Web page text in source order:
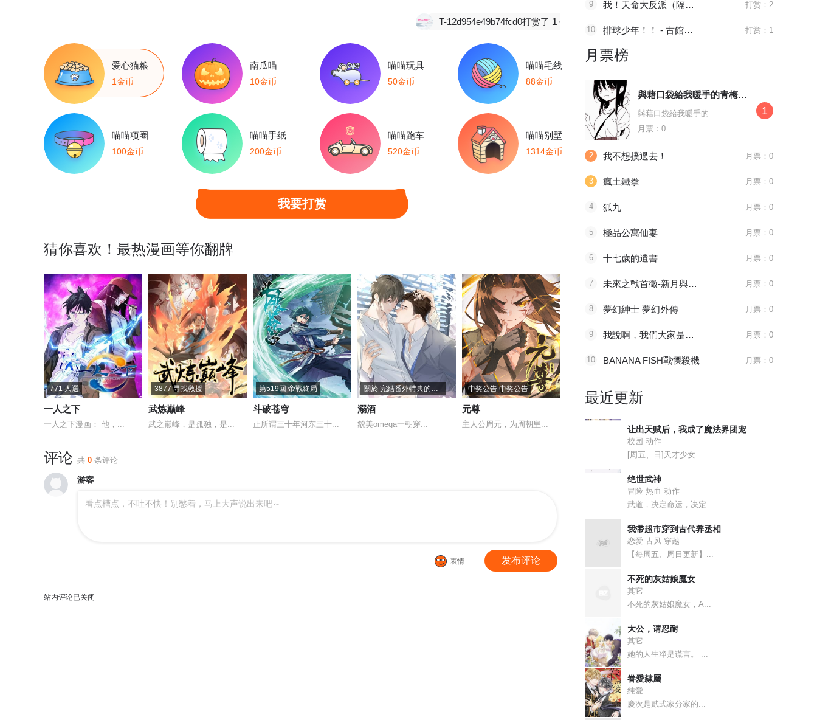
第15话 穿衣从夏(1/2) 小剧场 kaleido背景大揭秘！ 第14话 MELT FOR YOU(1/2) 第13话 我看看(1/2)
第11话 小天鹅(1/3) 第10话 ID:kaleido方觉夏(1/2) 第9话 安全距离(1/2) 第7话 恩客(1/2)
第1话 上热搜了！(1/3)
T-12d954e49b74fcd0打赏了1个爱心猫粮
爱心猫粮
1金币
南瓜喵
10金币
喵喵玩具
50金币
喵喵毛线
88金币
喵喵项圈
100金币
喵喵手纸
200金币
喵喵跑车
520金币
喵喵别墅
1314金币
我要打赏
猜你喜欢！最热漫画等你翻牌
771 人選
一人之下
一人之下漫画： 他，...
3877 寻找救援
武炼巅峰
武之巅峰，是孤独，是...
第519回 帝戰終局
斗破苍穹
正所谓三十年河东三十...
關於 完結番外特典的通知
溺酒
貌美omega一朝穿...
中奖公告 中奖公告
元尊
主人公周元，为周朝皇...
1181 审判会-蜂刺
主角莫凡继承了一个神... 八百年前，谢怜是金枝...
评论 共 0 条评论
游客
看点槽点，不吐不快！别憋着，马上大声说出来吧～
表情 发布评论
站内评论已关闭
9 我！天命大反派（隔周双更） 打赏：2
10 排球少年！！ - 古館春一 打赏：1
月票榜
與藉口袋給我暖手的青梅竹馬約會
與藉口袋給我暖手的...
月票：0
1
2 我不想撲過去！ 月票：0
3 瘋土鐵拳 月票：0
4 狐九 月票：0
5 極品公寓仙妻 月票：0
6 十七歲的遺書 月票：0
7 未來之戰首徵-新月與艾歐 月票：0
8 夢幻紳士 夢幻外傳 月票：0
9 我說啊，我們大家是要好的朋友嗎？是要好的朋友吧。 月票：0
10 BANANA FISH戰慄殺機 月票：0
最近更新
让出天赋后，我成了魔法界团宠
校园 动作
[周五、日]天才少女...
绝世武神
冒险 热血 动作
武道，决定命运，决定...
我带超市穿到古代养丞相
恋爱 古风 穿越
【每周五、周日更新】...
不死的灰姑娘魔女
其它
不死的灰姑娘魔女，A...
大公，请忍耐
其它
她的人生净是谎言。 ...
眷愛隸屬
純愛
慶次是貳式家分家的...